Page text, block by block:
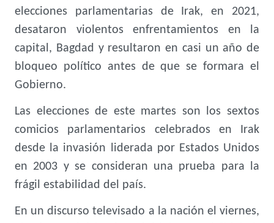
elecciones parlamentarias de Irak, en 2021,
desataron violentos enfrentamientos en la
capital, Bagdad y resultaron en casi un año de
bloqueo político antes de que se formara el
Gobierno.
Las elecciones de este martes son los sextos
comicios parlamentarios celebrados en Irak
desde la invasión liderada por Estados Unidos
en 2003 y se consideran una prueba para la
frágil estabilidad del país.
En un discurso televisado a la nación el viernes,